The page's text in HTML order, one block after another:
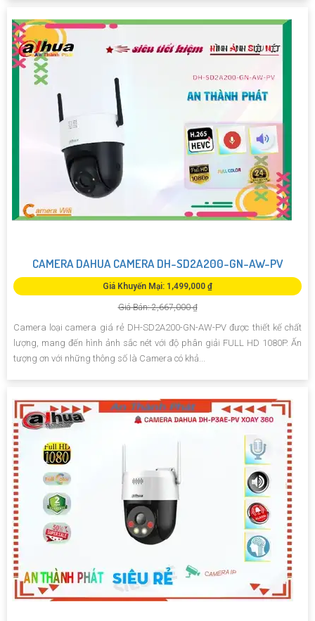
CAMERA DAHUA CAMERA DH-SD2A200-GN-AW-PV
Giá Khuyến Mại: 1,499,000 ₫
Giá Bán: 2,667,000 ₫
Camera loại camera giá rẻ DH-SD2A200-GN-AW-PV được thiết kế chất
lượng, mang đến hình ảnh sắc nét với độ phân giải FULL HD 1080P. Ấn
tượng ơn với những thông số là Camera có khả...